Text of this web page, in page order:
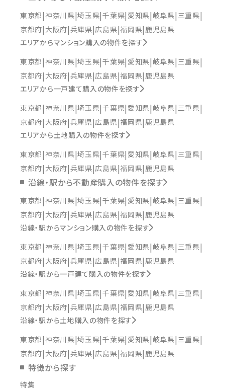
東京都 神奈川県 埼玉県 千葉県 愛知県 岐阜県 三重県
京都府 大阪府 兵庫県 広島県 福岡県 鹿児島県
エリアからマンション購入の物件を探す
東京都 神奈川県 埼玉県 千葉県 愛知県 岐阜県 三重県
京都府 大阪府 兵庫県 広島県 福岡県 鹿児島県
エリアから一戸建て購入の物件を探す
東京都 神奈川県 埼玉県 千葉県 愛知県 岐阜県 三重県
京都府 大阪府 兵庫県 広島県 福岡県 鹿児島県
エリアから土地購入の物件を探す
東京都 神奈川県 埼玉県 千葉県 愛知県 岐阜県 三重県
京都府 大阪府 兵庫県 広島県 福岡県 鹿児島県
沿線・駅から不動産購入の物件を探す
東京都 神奈川県 埼玉県 千葉県 愛知県 岐阜県 三重県
京都府 大阪府 兵庫県 広島県 福岡県 鹿児島県
沿線・駅からマンション購入の物件を探す
東京都 神奈川県 埼玉県 千葉県 愛知県 岐阜県 三重県
京都府 大阪府 兵庫県 広島県 福岡県 鹿児島県
沿線・駅から一戸建て購入の物件を探す
東京都 神奈川県 埼玉県 千葉県 愛知県 岐阜県 三重県
京都府 大阪府 兵庫県 広島県 福岡県 鹿児島県
沿線・駅から土地購入の物件を探す
東京都 神奈川県 埼玉県 千葉県 愛知県 岐阜県 三重県
京都府 大阪府 兵庫県 広島県 福岡県 鹿児島県
特徴から探す
特集